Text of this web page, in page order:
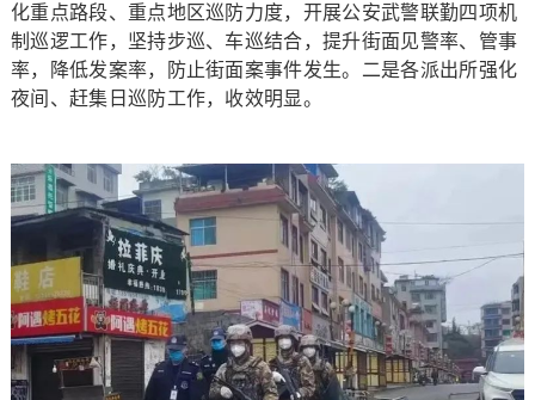
化重点路段、重点地区巡防力度，开展公安武警联勤四项机
制巡逻工作，坚持步巡、车巡结合，提升街面见警率、管事
率，降低发案率，防止街面案事件发生。二是各派出所强化
夜间、赶集日巡防工作，收效明显。